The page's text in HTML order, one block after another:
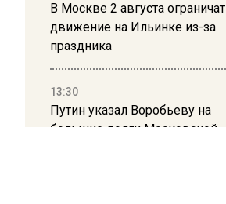
В Москве 2 августа ограничат
движение на Ильинке из-за
праздника
13:30
Путин указал Воробьеву на
большие долги Московской